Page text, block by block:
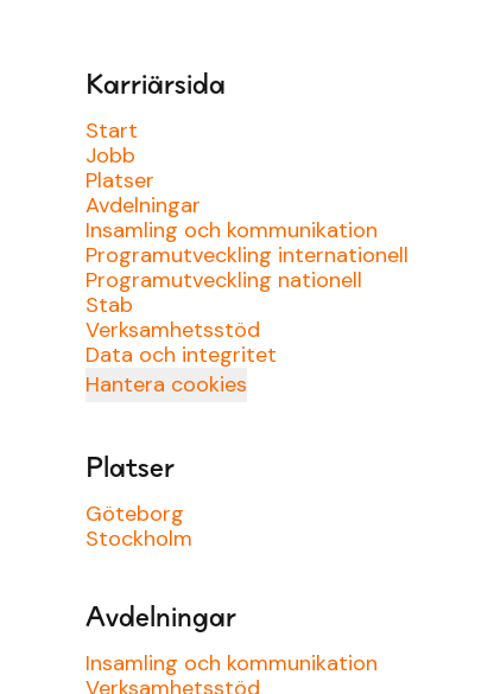
Karriärsida
Start
Jobb
Platser
Avdelningar
Insamling och kommunikation
Programutveckling internationell
Programutveckling nationell
Stab
Verksamhetsstöd
Data och integritet
Hantera cookies
Platser
Göteborg
Stockholm
Avdelningar
Insamling och kommunikation
Verksamhetsstöd